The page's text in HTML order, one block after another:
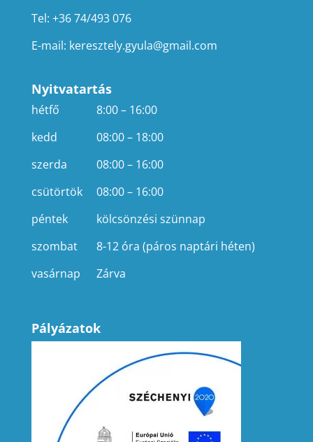
Tel: +36 74/493 076
E-mail: keresztely.gyula@gmail.com
Nyitvatartás
hétfő
8:00 – 16:00
kedd
08:00 – 18:00
szerda
08:00 – 16:00
csütörtök
08:00 – 16:00
péntek
kölcsönzési szünnap
szombat
8-12 óra (páros naptári héten)
vasárnap
Zárva
Pályázatok